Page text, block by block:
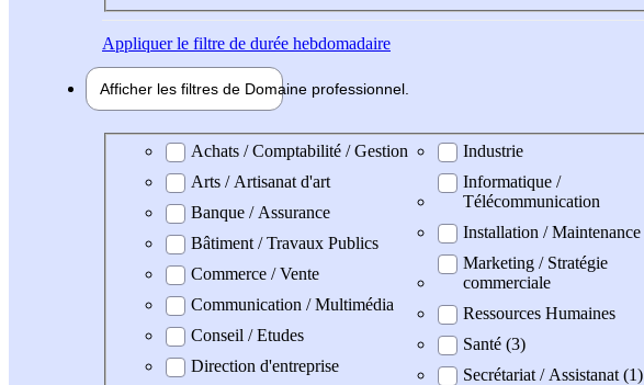
Appliquerle filtre de durée hebdomadaire
Afficher les filtres de Domaine professionnel
Domaine professionel
Achats / Comptabilité / Gestion
Arts / Artisanat d'art
Banque / Assurance
Bâtiment / Travaux Publics
Commerce / Vente
Communication / Multimédia
Conseil / Etudes
Direction d'entreprise
Industrie
Informatique /
Télécommunication
Installation / Maintenance
Marketing / Stratégie
commerciale
Ressources Humaines
Santé (3)
Secrétariat / Assistanat (1)